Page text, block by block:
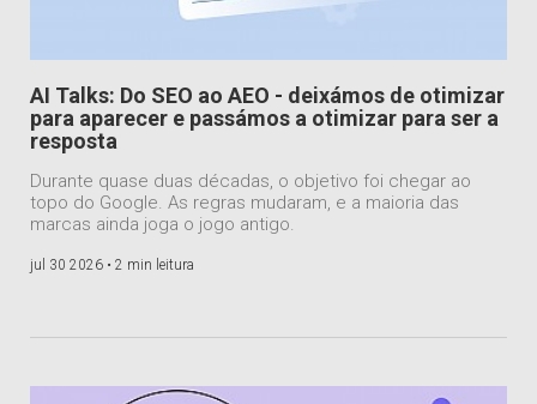
AI Talks: Do SEO ao AEO - deixámos de otimizar
para aparecer e passámos a otimizar para ser a
resposta
Durante quase duas décadas, o objetivo foi chegar ao
topo do Google. As regras mudaram, e a maioria das
marcas ainda joga o jogo antigo.
jul 30 2026 • 2 min leitura